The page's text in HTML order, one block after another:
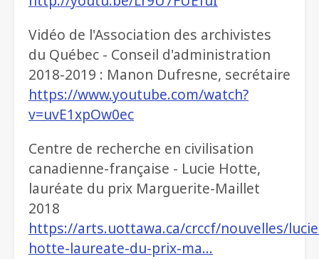
Vidéo de l'Association des archivistes
du Québec - Conseil d'administration
2018-2019 : Manon Dufresne, secrétaire
https://www.youtube.com/watch?
v=uvE1xpOw0ec
Centre de recherche en civilisation
canadienne-française - Lucie Hotte,
lauréate du prix Marguerite-Maillet
2018
https://arts.uottawa.ca/crccf/nouvelles/
hotte-laureate-du-prix-ma…